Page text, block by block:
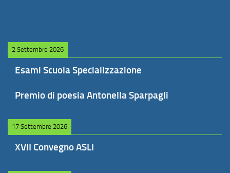
2 Settembre 2026
Esami Scuola Specializzazione
Premio di poesia Antonella Sparpagli
17 Settembre 2026
XVII Convegno ASLI